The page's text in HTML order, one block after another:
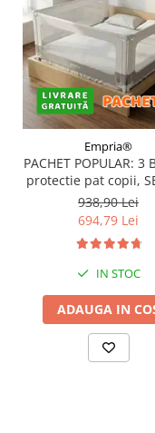
Empria®
PACHET POPULAR: 3
protectie pat copii,
160x200 cm
938,90 Lei
694,79 Lei
IN STOC
ADAUGA IN